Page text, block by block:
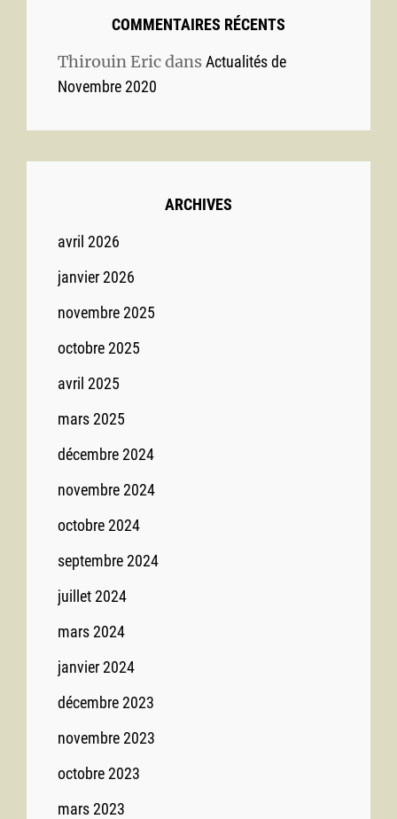
COMMENTAIRES RÉCENTS
Thirouin EricdansActualités de
Novembre 2020
ARCHIVES
avril 2026
janvier 2026
novembre 2025
octobre 2025
avril 2025
mars 2025
décembre 2024
novembre 2024
octobre 2024
septembre 2024
juillet 2024
mars 2024
janvier 2024
décembre 2023
novembre 2023
octobre 2023
mars 2023